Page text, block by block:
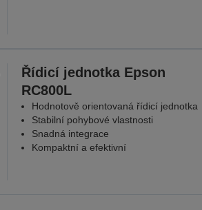
Řídicí jednotka Epson
RC800L
Hodnotově orientovaná řídicí jednotka
Stabilní pohybové vlastnosti
Snadná integrace
Kompaktní a efektivní